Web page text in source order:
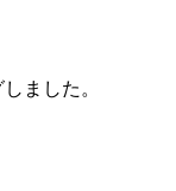
ました。